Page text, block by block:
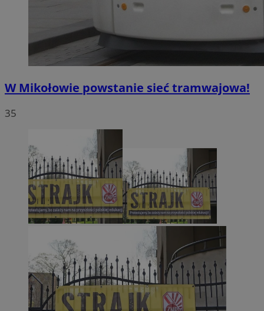
W Mikołowie powstanie sieć tramwajowa!
35